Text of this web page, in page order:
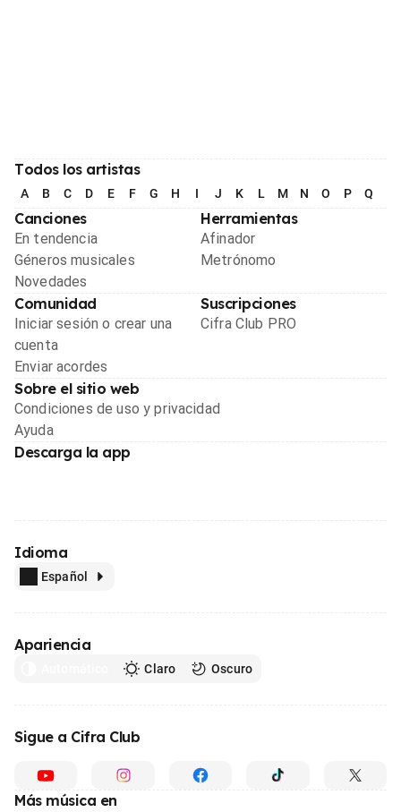
Todos los artistas
A B C D E F G H I J K L M N O P Q
Canciones
En tendencia
Géneros musicales
Novedades
Herramientas
Afinador
Metrónomo
Comunidad
Iniciar sesión o crear una
cuenta
Enviar acordes
Suscripciones
Cifra Club PRO
Sobre el sitio web
Condiciones de uso y privacidad
Ayuda
Descarga la app
Idioma
Español
Apariencia
Claro Oscuro
Sigue a Cifra Club
Más música en